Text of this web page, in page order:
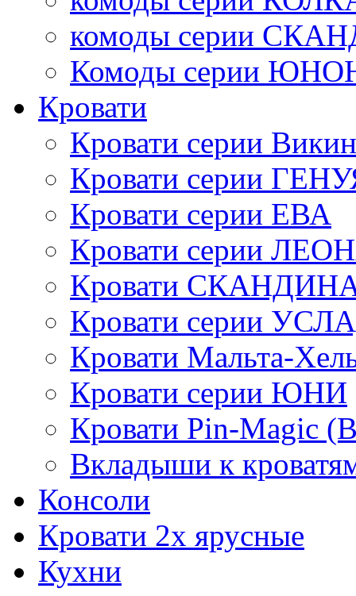
комоды серии
Комоды серии
Кровати
Кровати серии
Кровати серии
Кровати серии ЕВА
Кровати серии
Кровати
Кровати серии
Кровати Мальта-
Кровати серии ЮНИ
Кровати Pin-Magic
Вкладыши к
Консоли
Кровати 2х ярусные
Кухни